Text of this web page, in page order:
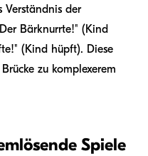
Verständnis der
Bärknurrte!" (Kind
!" (Kind hüpft). Diese
zu komplexerem
Spiele